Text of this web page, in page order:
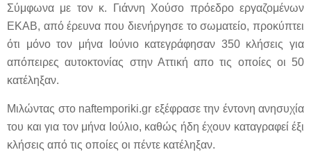
Σύμφωνα με τον κ. Γιάννη Χούσο πρόεδρο εργαζομένων
ΕΚΑΒ, από έρευνα που διενήργησε το σωματείο, προκύπτει
ότι μόνο τον μήνα Ιούνιο κατεγράφησαν 350 κλήσεις για
απόπειρες αυτοκτονίας στην Αττική απο τις οποίες οι 50
κατέληξαν.
Μιλώντας στο naftemporiki.gr εξέφρασε την έντονη ανησυχία
του και για τον μήνα Ιούλιο, καθώς ήδη έχουν καταγραφεί έξι
κλήσεις από τις οποίες οι πέντε κατέληξαν.